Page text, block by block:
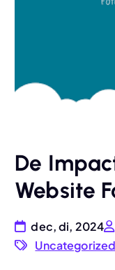
De
Website
dec, di, 2024
Uncategorized